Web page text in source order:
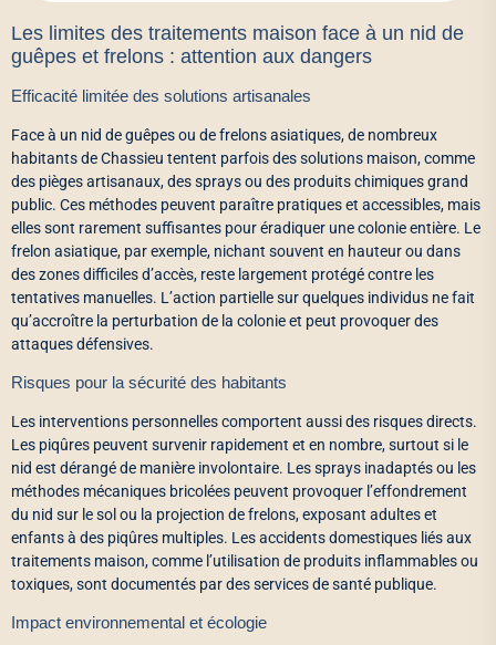
Les limites des traitements maison face à un nid de
guêpes et frelons : attention aux dangers
Efficacité limitée des solutions artisanales
Face à un nid de guêpes ou de frelons asiatiques, de nombreux
habitants de Chassieu tentent parfois des solutions maison, comme
des pièges artisanaux, des sprays ou des produits chimiques grand
public. Ces méthodes peuvent paraître pratiques et accessibles, mais
elles sont rarement suffisantes pour éradiquer une colonie entière. Le
frelon asiatique, par exemple, nichant souvent en hauteur ou dans
des zones difficiles d’accès, reste largement protégé contre les
tentatives manuelles. L’action partielle sur quelques individus ne fait
qu’accroître la perturbation de la colonie et peut provoquer des
attaques défensives.
Risques pour la sécurité des habitants
Les interventions personnelles comportent aussi des risques directs.
Les piqûres peuvent survenir rapidement et en nombre, surtout si le
nid est dérangé de manière involontaire. Les sprays inadaptés ou les
méthodes mécaniques bricolées peuvent provoquer l’effondrement
du nid sur le sol ou la projection de frelons, exposant adultes et
enfants à des piqûres multiples. Les accidents domestiques liés aux
traitements maison, comme l’utilisation de produits inflammables ou
toxiques, sont documentés par des services de santé publique.
Impact environnemental et écologie